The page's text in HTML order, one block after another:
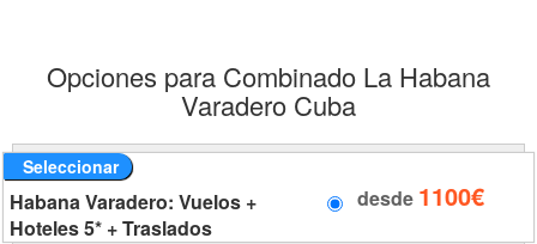
Opciones para Combinado La Habana
Varadero Cuba
Seleccionar
Habana Varadero: Vuelos +
Hoteles 5* + Traslados
desde 1100€